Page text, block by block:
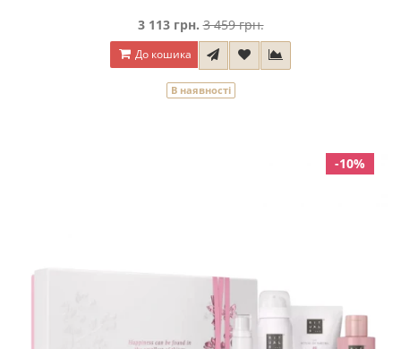
3 113 грн. 3 459 грн.
До кошика
В наявності
-10%